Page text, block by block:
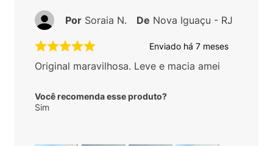
Enviado há 7 meses
Original maravilhosa. Leve e macia amei
Você recomenda esse produto?
Sim
Por Soraia N. De Nova Iguaçu - RJ